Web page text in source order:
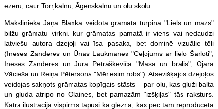
ezeru, caur Torņkalnu, Āgenskalnu un olu skolu.
Mākslinieka Jāņa Blanka veidotā grāmata turpina "Liels un mazs"
bilžu grāmatu virkni, kur grāmatas pamatā ir viens vai nedaudzi
latviešu autora dzejoļi vai īsa pasaka, bet dominē vizuālie tēli
(Ineses Zanderes un Ūnas Laukmanes "Ceļojums ar lielo Šarloti",
Ineses Zanderes un Jura Petraškeviča "Māsa un brālis", Ojāra
Vācieša un Reiņa Pētersona "Mēnesim robs"). Atsevišķajos dzejoļos
veidojas sakņots grāmatas kopīgais stāsts – par olu, kas gluži balta
un gluda atripo no Olaines, bet pamazām "izšķiļas" tās raksturs.
Katra ilustrācija vispirms tapusi kā glezna, kas pēc tam reproducēta